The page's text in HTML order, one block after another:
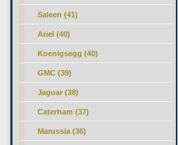
Saleen (41)
Ariel (40)
Koenigsegg (40)
GMC (39)
Jaguar (38)
Caterham (37)
Marussia (36)